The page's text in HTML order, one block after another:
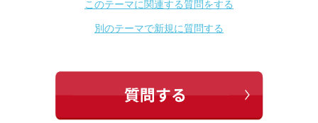
このテーマに関連する質問をする
別のテーマで新規に質問する